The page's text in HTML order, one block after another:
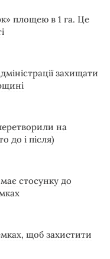
площею в 1 га. Це
захищати
на
до і після)
стосунку до
щоб захистити